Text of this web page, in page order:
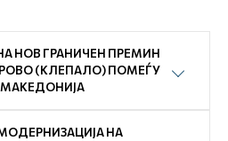
НОВ ГРАНИЧЕН ПРЕМИН
(КЛЕПАЛО) ПОМЕЃУ
МАКЕДОНИЈА
НА